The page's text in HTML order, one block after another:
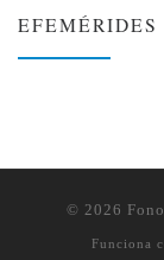
© 2026
Funciona